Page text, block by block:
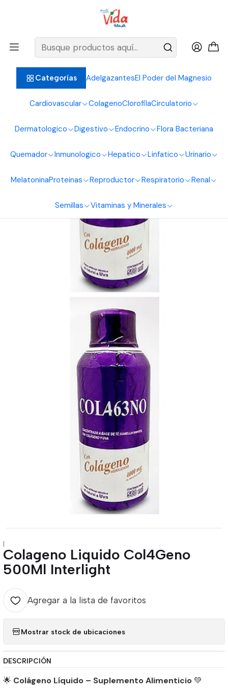
Categorías AdelgazantesEl Poder del Magnesio
Cardiovascular ColagenoClorofilaCirculatorio
Dermatologico Digestivo Endocrino Flora Bacteriana
Quemador Inmunologico Hepatico Linfatico Urinario
MelatoninaProteinas Reproductor Respiratorio Renal
Semillas Vitaminas y Minerales
BIENVENIDOS ALIMENTOS NATURALES VIDA SANA
Colageno Liquido Col4Geno 500Ml Interlight
|
Colageno Liquido Col4Geno
500Ml Interlight
Agregar a la lista de favoritos
Mostrar stock de ubicaciones
DESCRIPCIÓN
🌟 Colágeno Líquido – Suplemento Alimenticio 💚